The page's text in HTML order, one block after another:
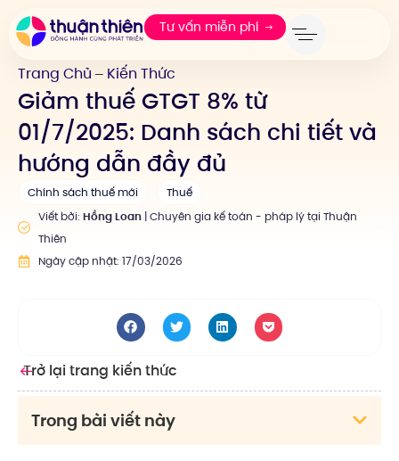
Tư vấn miễn phí
Trang Chủ — Kiến Thức
Giảm thuế GTGT 8% từ
01/7/2025: Danh sách chi tiết và
hướng dẫn đầy đủ
Chính sách thuế mới
Thuế
Viết bởi: Hồng Loan| Chuyên gia kế toán - pháp lý tại Thuận
Thiên
Ngày cập nhật: 17/03/2026
Trở lại trang kiến thức
Trong bài viết này